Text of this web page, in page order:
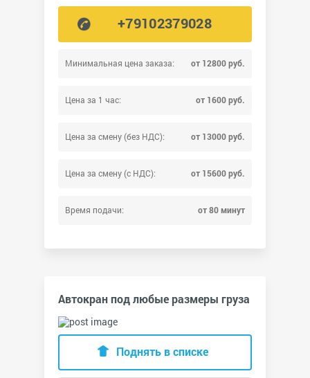
Минимальная цена заказа: от 12800 руб.
Цена за 1 час: от 1600 руб.
Цена за смену (без НДС): от 13000 руб.
Цена за смену (с НДС): от 15600 руб.
Время подачи: от 80 минут
+79102379028
Автокран под любые размеры груза
Поднять в списке